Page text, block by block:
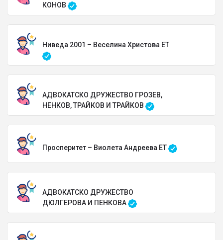
КОНОВ
Ниведа 2001 – Веселина Христова ЕТ
АДВОКАТСКО ДРУЖЕСТВО ГРОЗЕВ,
НЕНКОВ, ТРАЙКОВ И ТРАЙКОВ
Просперитет – Виолета Андреева ЕТ
АДВОКАТСКО ДРУЖЕСТВО
ДЮЛГЕРОВА И ПЕНКОВА